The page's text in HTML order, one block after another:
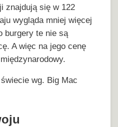
znajdują się w 122
wygląda mniej więcej
burgery te nie są
A więc na jego cenę
wg. Big Mac